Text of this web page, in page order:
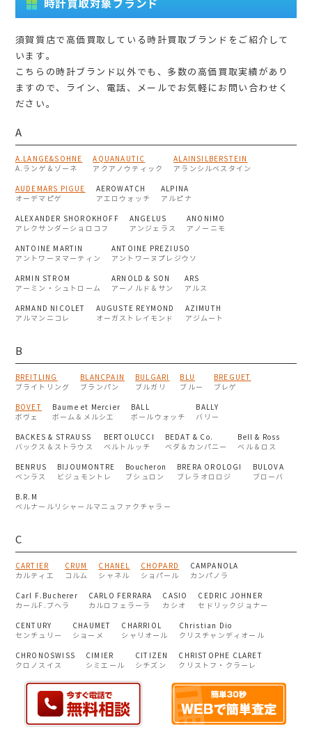
時計買取対象ブランド
須賀質店で高価買取している時計買取ブランドをご紹介して
います。
こちらの時計ブランド以外でも、多数の高価買取実績があり
ますので、ライン、電話、メールでお気軽にお問い合わせく
ださい。
A
A.LANGE&SOHNE
A.ランゲ＆ゾーネ
AQUANAUTIC
アクアノウティック
ALAINSILBERSTEIN
アランシルベスタイン
AUDEMARS PIGUE
オーデマピゲ
AEROWATCH
アエロウォッチ
ALPINA
アルピナ
ALEXANDER SHOROKHOFF
アレクサンダーショロコフ
ANGELUS
アンジェラス
ANONIMO
アノーニモ
ANTOINE MARTIN
アントワーヌマーティン
ANTOINE PREZIUSO
アントワーヌプレジウソ
ARMIN STROM
アーミン・シュトローム
ARNOLD & SON
アーノルド＆サン
ARS
アルス
ARMAND NICOLET
アルマンニコレ
AUGUSTE REYMOND
オーガストレイモンド
AZIMUTH
アジムート
B
BREITLING
ブライトリング
BLANCPAIN
ブランパン
BULGARI
ブルガリ
BLU
ブルー
BREGUET
ブレゲ
BOVET
ボヴェ
Baume et Mercier
ボーム＆メルシエ
BALL
ボールウォッチ
BALLY
バリー
BACKES & STRAUSS
バックス＆ストラウス
BERTOLUCCI
ベルトルッチ
BEDAT & Co.
ベダ＆カンパニー
Bell & Ross
ベル＆ロス
BENRUS
ベンラス
BIJOUMONTRE
ビジュモントレ
Boucheron
ブシュロン
BRERA OROLOGI
ブレラオロロジ
BULOVA
ブローバ
B.R.M
ベルナールリシャールマニュファクチャラー
C
CARTIER
カルティエ
CRUM
コルム
CHANEL
シャネル
CHOPARD
ショパール
CAMPANOLA
カンパノラ
Carl F.Bucherer
カールF.ブヘラ
CARLO FERRARA
カルロフェラーラ
CASIO
カシオ
CEDRIC JOHNER
セドリックジョナー
CENTURY
センチュリー
CHAUMET
ショーメ
CHARRIOL
シャリオール
Christian Dio
クリスチャンディオール
CHRONOSWISS
クロノスイス
CIMIER
シミエール
CITIZEN
シチズン
CHRISTOPHE CLARET
クリストフ・クラーレ
CLAUDE MEYLAN
クロードメイラン
CLERC
クレール
CONCORD
CP5
シーピーファイブ
Credor
クレドール
CT SCUDERIA
シーティースクーデリア
Cuervo Y Sobrinos
クエルボイソブリノス